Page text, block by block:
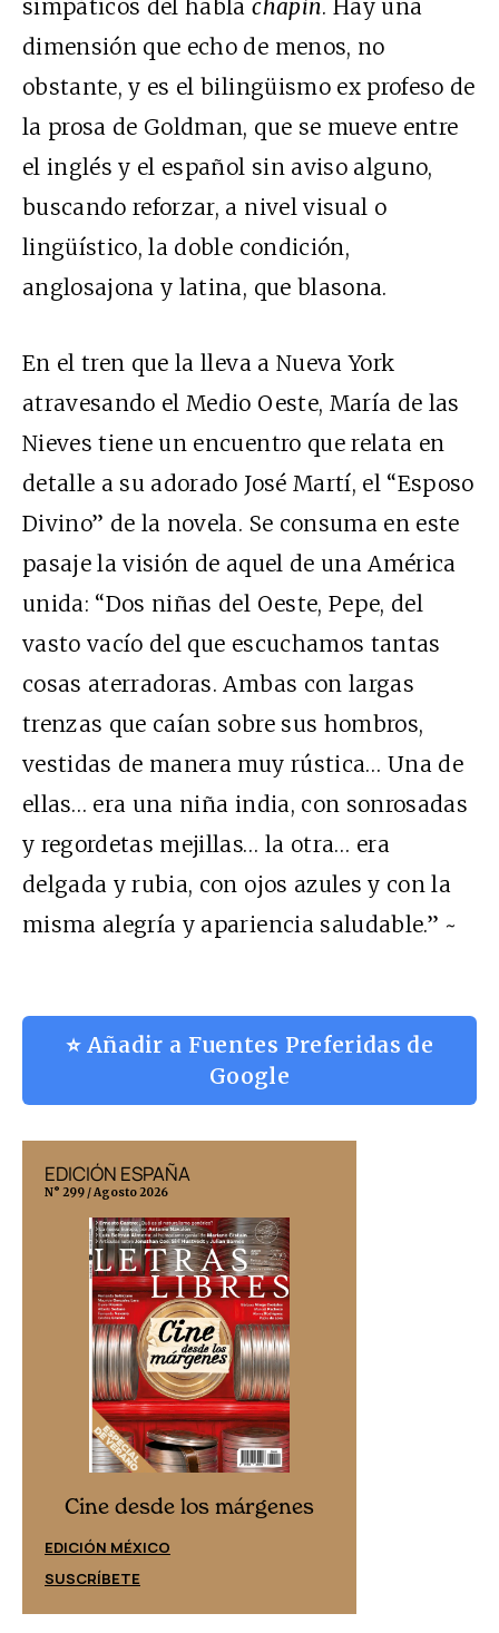
simpáticos del hablachapín. Hay una
dimensión que echo de menos, no
obstante, y es el bilingüismo ex profeso de
la prosa de Goldman, que se mueve entre
el inglés y el español sin aviso alguno,
buscando reforzar, a nivel visual o
lingüístico, la doble condición,
anglosajona y latina, que blasona.
En el tren que la lleva a Nueva York
atravesando el Medio Oeste, María de las
Nieves tiene un encuentro que relata en
detalle a su adorado José Martí, el “Esposo
Divino” de la novela. Se consuma en este
pasaje la visión de aquel de una América
unida: “Dos niñas del Oeste, Pepe, del
vasto vacío del que escuchamos tantas
cosas aterradoras. Ambas con largas
trenzas que caían sobre sus hombros,
vestidas de manera muy rústica… Una de
ellas… era una niña india, con sonrosadas
y regordetas mejillas… la otra… era
delgada y rubia, con ojos azules y con la
misma alegría y apariencia saludable.” ~
⭐ Añadir a Fuentes Preferidas de
Google
EDICIÓN ESPAÑA
N° 299 / Agosto 2026
Cine desde los márgenes
EDICIÓN MÉXICO
SUSCRÍBETE